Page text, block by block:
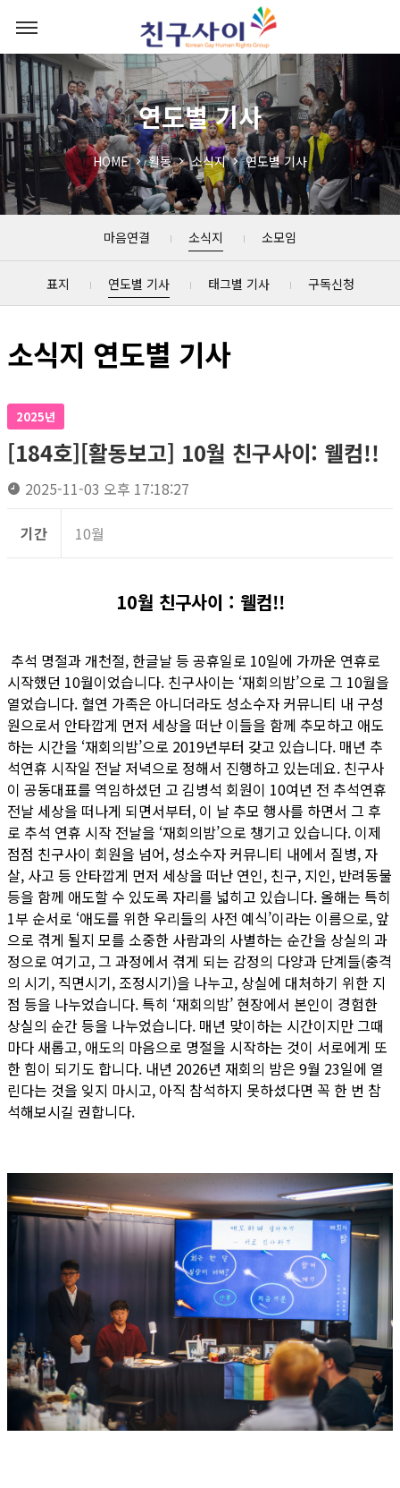
연도별 기사
HOME 활동 소식지 연도별 기사
마음연결 소식지 소모임
표지 연도별 기사 태그별 기사 구독신청
소식지 연도별 기사
2025년
[184호][활동보고] 10월 친구사이: 웰컴!!
2025-11-03 오후 17:18:27
기간 10월
10월 친구사이 : 웰컴!!
추석 명절과 개천절, 한글날 등 공휴일로 10일에 가까운 연휴로
시작했던 10월이었습니다. 친구사이는 ‘재회의밤’으로 그 10월을
열었습니다. 혈연 가족은 아니더라도 성소수자 커뮤니티 내 구성
원으로서 안타깝게 먼저 세상을 떠난 이들을 함께 추모하고 애도
하는 시간을 ‘재회의밤’으로 2019년부터 갖고 있습니다. 매년 추
석연휴 시작일 전날 저녁으로 정해서 진행하고 있는데요. 친구사
이 공동대표를 역임하셨던 고 김병석 회원이 10여년 전 추석연휴
전날 세상을 떠나게 되면서부터, 이 날 추모 행사를 하면서 그 후
로 추석 연휴 시작 전날을 ‘재회의밤’으로 챙기고 있습니다. 이제
점점 친구사이 회원을 넘어, 성소수자 커뮤니티 내에서 질병, 자
살, 사고 등 안타깝게 먼저 세상을 떠난 연인, 친구, 지인, 반려동물
등을 함께 애도할 수 있도록 자리를 넓히고 있습니다. 올해는 특히
1부 순서로 ‘애도를 위한 우리들의 사전 예식’이라는 이름으로, 앞
으로 겪게 될지 모를 소중한 사람과의 사별하는 순간을 상실의 과
정으로 여기고, 그 과정에서 겪게 되는 감정의 다양과 단계들(충격
의 시기, 직면시기, 조정시기)을 나누고, 상실에 대처하기 위한 지
점 등을 나누었습니다. 특히 ‘재회의밤’ 현장에서 본인이 경험한
상실의 순간 등을 나누었습니다. 매년 맞이하는 시간이지만 그때
마다 새롭고, 애도의 마음으로 명절을 시작하는 것이 서로에게 또
한 힘이 되기도 합니다. 내년 2026년 재회의 밤은 9월 23일에 열
린다는 것을 잊지 마시고, 아직 참석하지 못하셨다면 꼭 한 번 참
석해보시길 권합니다.